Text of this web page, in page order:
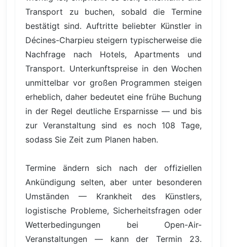
Transport zu buchen, sobald die Termine
bestätigt sind. Auftritte beliebter Künstler in
Décines-Charpieu steigern typischerweise die
Nachfrage nach Hotels, Apartments und
Transport. Unterkunftspreise in den Wochen
unmittelbar vor großen Programmen steigen
erheblich, daher bedeutet eine frühe Buchung
in der Regel deutliche Ersparnisse — und bis
zur Veranstaltung sind es noch 108 Tage,
sodass Sie Zeit zum Planen haben.
Termine ändern sich nach der offiziellen
Ankündigung selten, aber unter besonderen
Umständen — Krankheit des Künstlers,
logistische Probleme, Sicherheitsfragen oder
Wetterbedingungen bei Open-Air-
Veranstaltungen — kann der Termin 23.